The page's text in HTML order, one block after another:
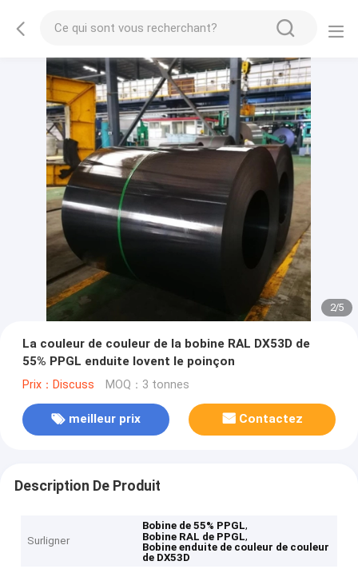
2/5
La couleur de couleur de la bobine RAL DX53D de
55% PPGL enduite lovent le poinçon
Prix：Discuss MOQ：3 tonnes
meilleur prix Contactez
Description De Produit
Surligner
Bobine de 55% PPGL,
Bobine RAL de PPGL,
Bobine enduite de couleur de couleur
de DX53D